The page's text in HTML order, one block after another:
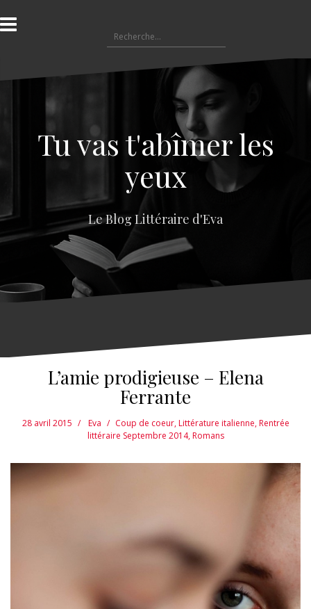
l
a
e
e
Tu vas t'abîmer les
yeux
Le Blog Littéraire d'Eva
L’amie prodigieuse – Elena
Ferrante
28 avril 2015 Eva Coup de coeur,Littérature italienne,Rentrée
littéraire Septembre 2014,Romans